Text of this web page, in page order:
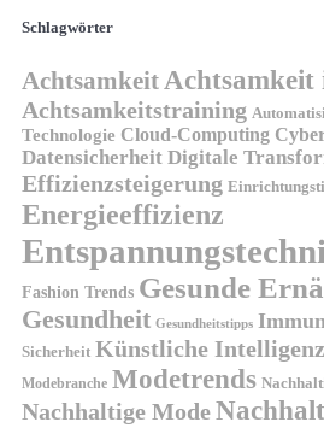
Schlagwörter
AchtsamkeitAchtsamkeit
Achtsamkeitstraining
Technologie Cloud-Computing
Datensicherheit Digitale
Effizienzsteigerung
Energieeffizienz
Fashion Trends Gesunde
Gesundheit Gesundheitstipps
Sicherheit Künstliche Intelligenz
Modebranche Modetrends
Nachhaltige Mode